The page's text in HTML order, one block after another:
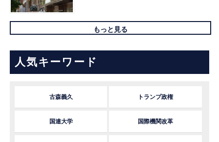
もっと見る
人気キーワード
古森義久 トランプ政権
国連大学 国際機関改革